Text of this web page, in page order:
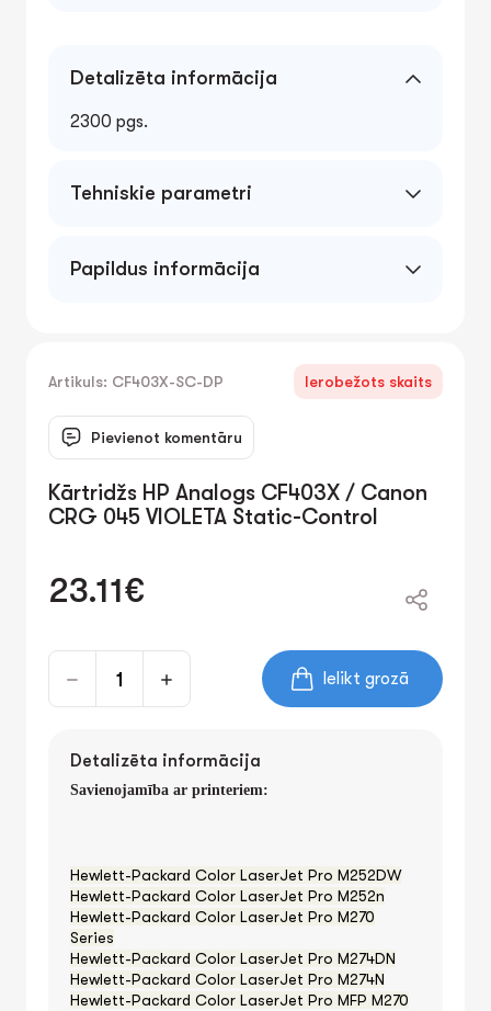
Detalizēta informācija
2300 pgs.
Tehniskie parametri
Papildus informācija
Artikuls: CF403X-SC-DP Ierobežots skaits
Pievienot komentāru
Kārtridžs HP Analogs CF403X / Canon
CRG 045 VIOLETA Static-Control
23.11€
Ielikt grozā
Detalizēta informācija
Savienojamība ar printeriem:
Hewlett-Packard Color LaserJet Pro M252DW
Hewlett-Packard Color LaserJet Pro M252n
Hewlett-Packard Color LaserJet Pro M270
Series
Hewlett-Packard Color LaserJet Pro M274DN
Hewlett-Packard Color LaserJet Pro M274N
Hewlett-Packard Color LaserJet Pro MFP M270